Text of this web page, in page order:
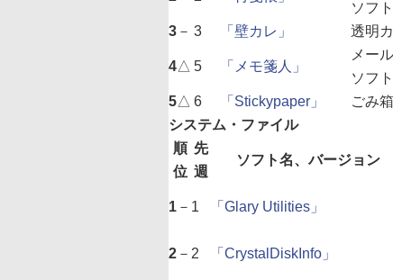
ソフト
3 － 3 「壁カレ」 透明
4△ 5 「メモ箋人」
メー
ソフト
5△ 6 「Stickypaper」 ごみ
システム・ファイル
順
位
先
週
ソフト名、バージョン
1 － 1 「Glary Utilities」
2 － 2 「CrystalDiskInfo」